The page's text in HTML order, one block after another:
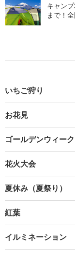
キャン
まで！
いちご狩り
お花見
ゴールデンウィーク
花火大会
夏休み（夏祭り）
紅葉
イルミネーション